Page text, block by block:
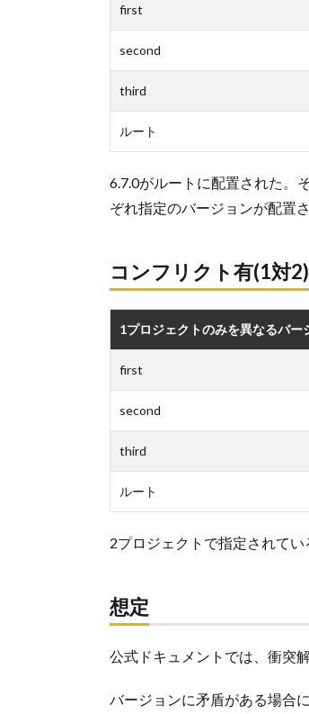
first
second
third
ルート
6.7.0がルートに配置された。
ぞれ指定のバージョンが配置さ
コンフリクト有(1対2)
1プロジェクトのみを異なるバー
first
second
third
ルート
2プロジェクトで指定されてい
想定
公式ドキュメントでは、衝突
バージョンに矛盾がある場合